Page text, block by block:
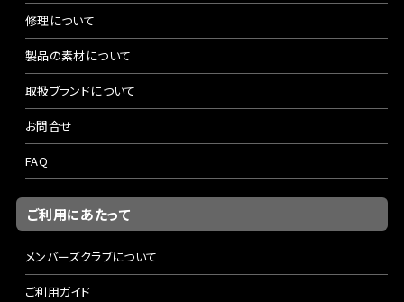
修理について
製品の素材について
取扱ブランドについて
お問合せ
FAQ
ご利用にあたって
メンバーズクラブについて
ご利用ガイド